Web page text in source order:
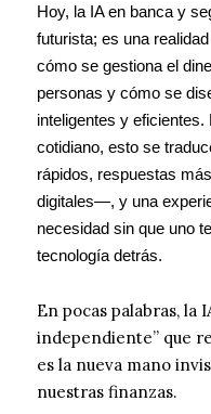
Hoy, la IA en banca y
futurista; es una
cómo se gestiona el
personas y cómo se
inteligentes y eficientes.
cotidiano, esto se
rápidos, respuestas
digitales—, y una
necesidad sin que uno
tecnología detrás.
En pocas palabras, la
independiente” que
es la nueva mano
nuestras finanzas.